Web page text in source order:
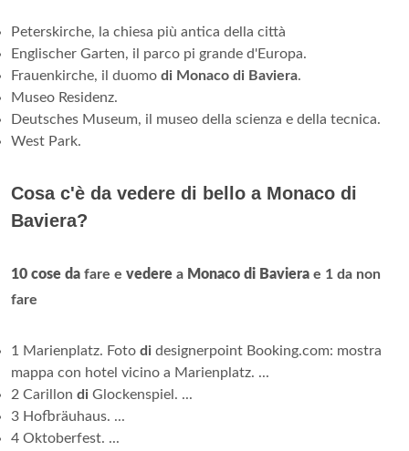
Peterskirche, la chiesa più antica della città
Englischer Garten, il parco pi grande d'Europa.
Frauenkirche, il duomo di Monaco di Baviera.
Museo Residenz.
Deutsches Museum, il museo della scienza e della tecnica.
West Park.
Cosa c'è da vedere di bello a Monaco di
Baviera?
10 cose da fare e vedere a Monaco di Baviera e 1 da non
fare
1 Marienplatz. Foto di designerpoint Booking.com: mostra
mappa con hotel vicino a Marienplatz. ...
2 Carillon di Glockenspiel. ...
3 Hofbräuhaus. ...
4 Oktoberfest. ...